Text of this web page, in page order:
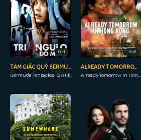
Full
TAM GIÁC QUỶ BERMUDA
Bermuda Tentacles (2014)
Full
ALREADY TOMORROW IN HONG KONG
Already Tomorrow in Hong Kong (2015)